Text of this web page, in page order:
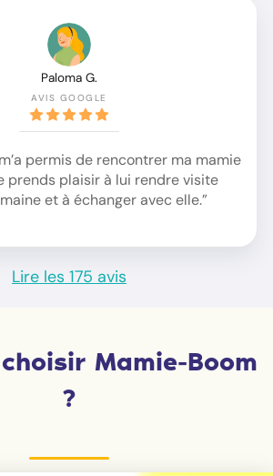
Paloma G.
AVIS GOOGLE
permis de rencontrer ma mamie
prends plaisir à lui rendre visite
et à échanger avec elle.”
Lire les 175 avis
Mamie-Boom
?